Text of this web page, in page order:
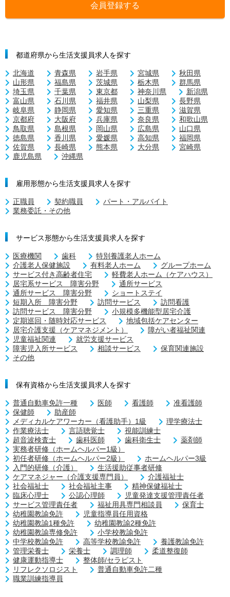
会員登録する
都道府県から生活支援員求人を探す
北海道 青森県 岩手県 宮城県
秋田県
山形県
福島県 茨城県 栃木県
群馬県
埼玉県
千葉県 東京都 神奈川県
新潟県
富山県
石川県 福井県 山梨県
長野県
岐阜県
静岡県 愛知県 三重県
滋賀県
京都府
大阪府 兵庫県 奈良県
和歌山県
鳥取県
島根県 岡山県 広島県
山口県
徳島県
香川県 愛媛県 高知県
福岡県
佐賀県
長崎県 熊本県 大分県
宮崎県
鹿児島県
沖縄県
雇用形態から生活支援員求人を探す
正職員 契約職員
パート・アルバイト
業務委託・その他
サービス形態から生活支援員求人を探す
医療機関 歯科
特別養護老人ホーム
介護老人保健施設
有料老人ホーム
グループホーム
サービス付き高齢者住宅
軽費老人ホーム（ケアハウス）
居宅系サービス 障害分野
通所サービス
通所サービス 障害分野
ショートステイ
短期入所 障害分野
訪問サービス
訪問看護
訪問サービス 障害分野
小規模多機能型居宅介護
定期巡回・随時対応サービス
地域包括ケアセンター
居宅介護支援（ケアマネジメント）
障がい者福祉関連
児童福祉関連
就労支援サービス
障害児入所サービス
相談サービス
保育関連施設
その他
保有資格から生活支援員求人を探す
普通自動車免許一種 医師 看護師
准看護師
保健師
助産師
メディカルケアワーカー（看護助手）1級
理学療法士
作業療法士
言語聴覚士
視能訓練士
超音波検査士
歯科医師 歯科衛生士
薬剤師
実務者研修（ホームヘルパー1級）
初任者研修（ホームヘルパー2級）
ホームヘルパー3級
入門的研修（介護）
生活援助従事者研修
ケアマネジャー（介護支援専門員）
介護福祉士
社会福祉士
社会福祉主事
精神保健福祉士
臨床心理士
公認心理師
児童発達支援管理責任者
サービス管理責任者
福祉用具専門相談員
保育士
幼稚園教諭免許
児童指導員任用資格
幼稚園教諭1種免許
幼稚園教諭2種免許
幼稚園教諭専修免許
小学校教諭免許
中学校教諭免許
高等学校教諭免許
養護教諭免許
管理栄養士
栄養士 調理師
柔道整復師
健康運動指導士
整体師/セラピスト
リフレクソロジスト
普通自動車免許二種
職業訓練指導員